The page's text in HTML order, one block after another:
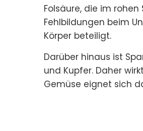
Folsäure, die im
Fehlbildungen beim
Körper beteiligt.
Darüber hinaus ist
und Kupfer. Daher
Gemüse eignet sich